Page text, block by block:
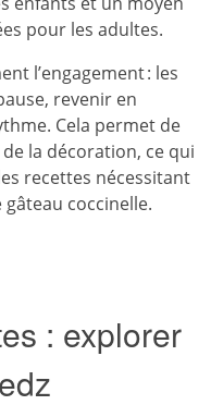
pour les adultes.
l’engagement : les
revenir en
Cela permet de
la décoration, ce qui
recettes nécessitant
coccinelle.
: explorer